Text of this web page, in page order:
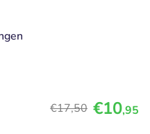
€17,50 €10,95